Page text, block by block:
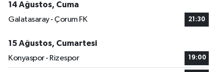
14 Ağustos, Cuma
Galatasaray - Çorum FK
21:30
15 Ağustos, Cumartesi
Konyaspor - Rizespor
19:00